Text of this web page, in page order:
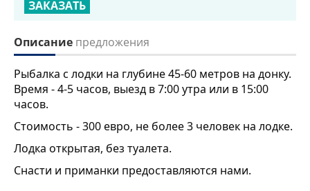
Описание предложения
Рыбалка с лодки на глубине 45-60 метров на донку.
Время - 4-5 часов, выезд в 7:00 утра или в 15:00
часов.
Стоимость - 300 евро, не более 3 человек на лодке.
Лодка открытая, без туалета.
Снасти и приманки предоставляются нами.